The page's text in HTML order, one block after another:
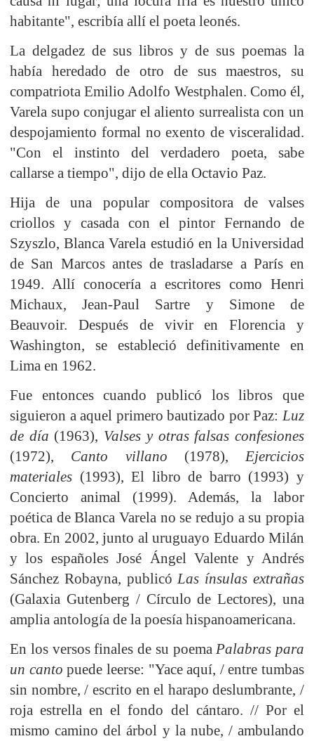
habitante", escribía allí el poeta leonés.
La delgadez de sus libros y de sus poemas la
había heredado de otro de sus maestros, su
compatriota Emilio Adolfo Westphalen. Como él,
Varela supo conjugar el aliento surrealista con un
despojamiento formal no exento de visceralidad.
"Con el instinto del verdadero poeta, sabe
callarse a tiempo", dijo de ella Octavio Paz.
Hija de una popular compositora de valses
criollos y casada con el pintor Fernando de
Szyszlo, Blanca Varela estudió en la Universidad
de San Marcos antes de trasladarse a París en
1949. Allí conocería a escritores como Henri
Michaux, Jean-Paul Sartre y Simone de
Beauvoir. Después de vivir en Florencia y
Washington, se estableció definitivamente en
Lima en 1962.
Fue entonces cuando publicó los libros que
siguieron a aquel primero bautizado por Paz: Luz
de día (1963), Valses y otras falsas confesiones
(1972), Canto villano (1978), Ejercicios
materiales (1993), El libro de barro (1993) y
Concierto animal (1999). Además, la labor
poética de Blanca Varela no se redujo a su propia
obra. En 2002, junto al uruguayo Eduardo Milán
y los españoles José Ángel Valente y Andrés
Sánchez Robayna, publicó Las ínsulas extrañas
(Galaxia Gutenberg / Círculo de Lectores), una
amplia antología de la poesía hispanoamericana.
En los versos finales de su poema Palabras para
un canto puede leerse: "Yace aquí, / entre tumbas
sin nombre, / escrito en el harapo deslumbrante, /
roja estrella en el fondo del cántaro. // Por el
mismo camino del árbol y la nube, / ambulando